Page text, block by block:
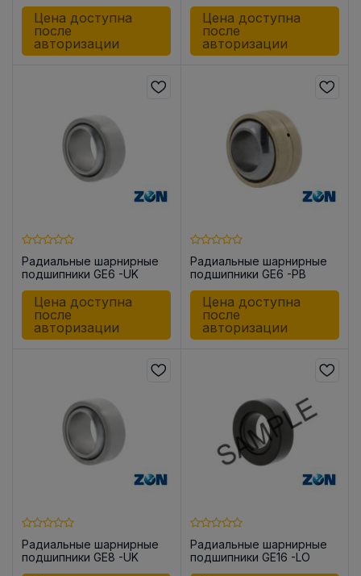
Цена доступна
после
авторизации
Цена доступна
после
авторизации
Радиальные шарнирные
подшипники GE6 -UK
Цена доступна
после
авторизации
Радиальные шарнирные
подшипники GE6 -PB
Цена доступна
после
авторизации
Радиальные шарнирные
подшипники GE8 -UK
Радиальные шарнирные
подшипники GE16 -LO